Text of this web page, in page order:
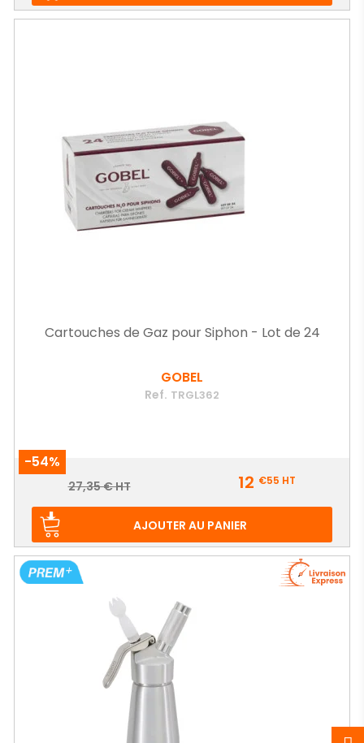
Cartouches de Gaz pour Siphon - Lot de 24
GOBEL
Ref. TRGL362
-54%
Prix
Prix
27,35 € HT 12 €55 HT
AJOUTER AU PANIER